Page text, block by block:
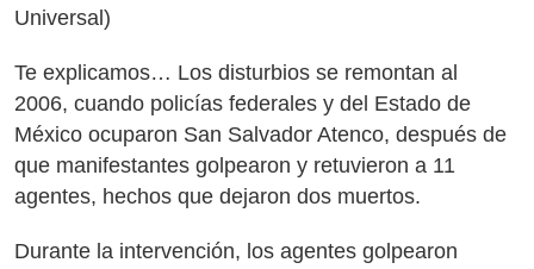
Universal)
Te explicamos… Los disturbios se remontan al
2006, cuando policías federales y del Estado de
México ocuparon San Salvador Atenco, después de
que manifestantes golpearon y retuvieron a 11
agentes, hechos que dejaron dos muertos.
Durante la intervención, los agentes golpearon